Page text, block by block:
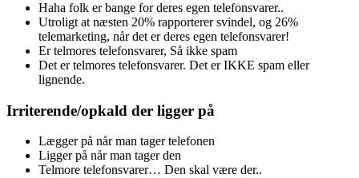
Haha folk er bange for deres egen telefonsvarer..
Utroligt at næsten 20% rapporterer svindel, og 26%
telemarketing, når det er deres egen telefonsvarer!
Er telmores telefonsvarer, Så ikke spam
Det er telmores telefonsvarer. Det er IKKE spam eller
lignende.
Irriterende/opkald der ligger på
Lægger på når man tager telefonen
Ligger på når man tager den
Telmore telefonsvarer… Den skal være der..